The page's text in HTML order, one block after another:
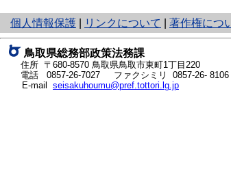
個人情報保護
と
り
ネ
ッ
ト
へ
リンクについて 著作権につ
鳥取県総務部政策法務課
住所 〒680-8570 鳥取県鳥取市東町1丁目220
電話 0857-26-7027
ファクシミリ 0857-26- 8106
E-mail seisakuhoumu@pref.tottori.lg.jp